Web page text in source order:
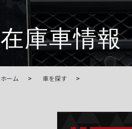
在庫車情報
ホーム 車を探す